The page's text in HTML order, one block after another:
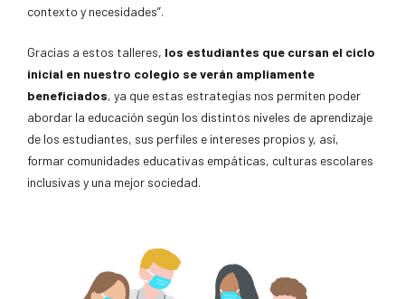
contexto y necesidades”.
Gracias a estos talleres, los estudiantes que cursan el ciclo
inicial en nuestro colegio se verán ampliamente
beneficiados, ya que estas estrategias nos permiten poder
abordar la educación según los distintos niveles de aprendizaje
de los estudiantes, sus perfiles e intereses propios y, así,
formar comunidades educativas empáticas, culturas escolares
inclusivas y una mejor sociedad.